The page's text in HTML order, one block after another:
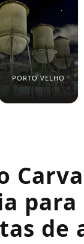
PORTO VELHO
de